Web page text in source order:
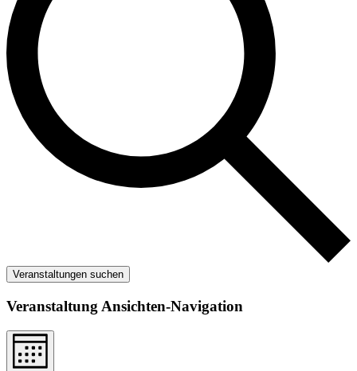
Veranstaltungen suchen
Veranstaltung Ansichten-Navigation